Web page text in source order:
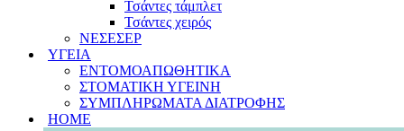
Τσάντες τάμπλετ
Τσάντες χειρός
ΝΕΣΕΣΕΡ
ΥΓΕΙΑ
ΕΝΤΟΜΟΑΠΩΘΗΤΙΚΑ
ΣΤΟΜΑΤΙΚΗ ΥΓΕΙΝΗ
ΣΥΜΠΛΗΡΩΜΑΤΑ ΔΙΑΤΡΟΦΗΣ
HOME